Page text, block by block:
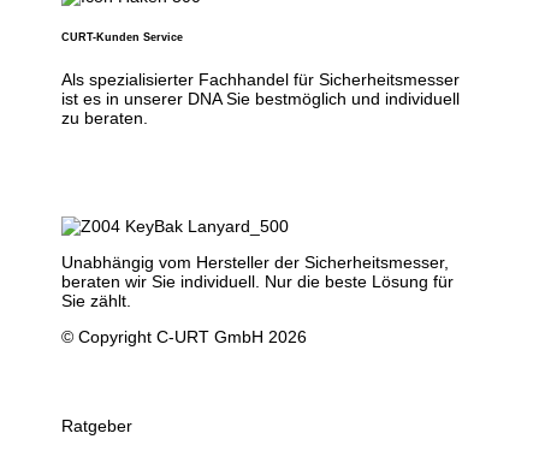
CURT-Kunden Service
Als spezialisierter Fachhandel für Sicherheitsmesser
ist es in unserer DNA Sie bestmöglich und individuell
zu beraten.
Unabhängig vom Hersteller der Sicherheitsmesser,
beraten wir Sie individuell. Nur die beste Lösung für
Sie zählt.
© Copyright C-URT GmbH 2026
Ratgeber